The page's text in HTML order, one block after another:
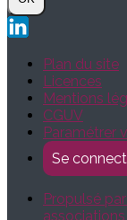
Plan du site
Licences
Mentions
CGUV
Paramétrer
Se
Propulsé